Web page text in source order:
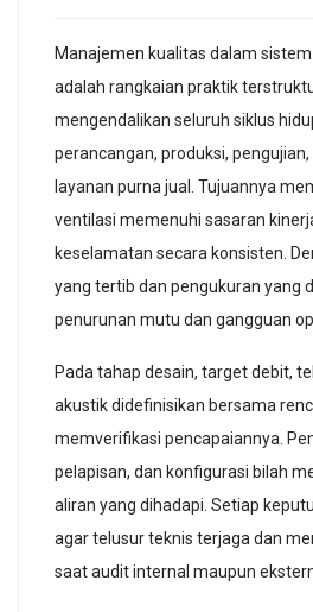
Manajemen kualitas dalam
adalah rangkaian praktik
mengendalikan seluruh siklus
perancangan, produksi,
layanan purna jual. Tujuannya
ventilasi memenuhi sasaran
keselamatan secara konsisten.
yang tertib dan pengukuran yang
penurunan mutu dan gangguan
Pada tahap desain, target debit,
akustik didefinisikan bersama
memverifikasi pencapaiannya.
pelapisan, dan konfigurasi bilah
aliran yang dihadapi. Setiap
agar telusur teknis terjaga dan
saat audit internal maupun